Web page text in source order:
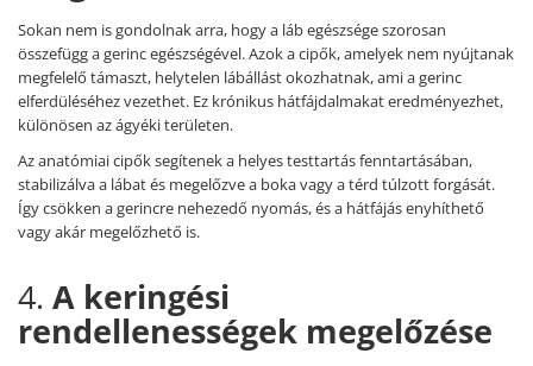
Sokan nem is gondolnak arra, hogy a láb egészsége szorosan
összefügg a gerinc egészségével. Azok a cipők, amelyek nem nyújtanak
megfelelő támaszt, helytelen lábállást okozhatnak, ami a gerinc
elferdüléséhez vezethet. Ez krónikus hátfájdalmakat eredményezhet,
különösen az ágyéki területen.
Az anatómiai cipők segítenek a helyes testtartás fenntartásában,
stabilizálva a lábat és megelőzve a boka vagy a térd túlzott forgását.
Így csökken a gerincre nehezedő nyomás, és a hátfájás enyhíthető
vagy akár megelőzhető is.
4. A keringési
rendellenességek megelőzése